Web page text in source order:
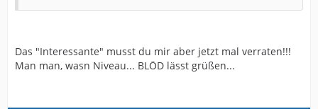
Das "Interessante" musst du mir aber jetzt mal verraten!!!
Man man, wasn Niveau... BLÖD lässt grüßen...